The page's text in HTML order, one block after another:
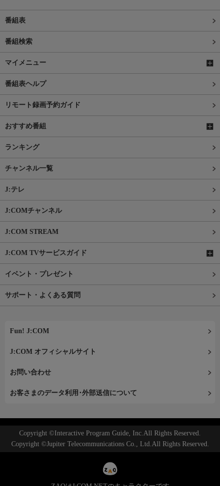
番組表
番組検索
マイメニュー
番組表ヘルプ
リモート録画予約ガイド
おすすめ番組
ランキング
チャンネル一覧
J:テレ
J:COMチャンネル
J:COM STREAM
J:COM TVサービスガイド
イベント・プレゼント
サポート・よくある質問
Fun! J:COM
J:COM オフィシャルサイト
お問い合わせ
お客さまのデータ利用･外部送信について
Copyright ©Interactive Program Guide, Inc.All Rights Reserved.
Copyright ©Jupiter Telecommunications Co., Ltd.All Rights Reserved.